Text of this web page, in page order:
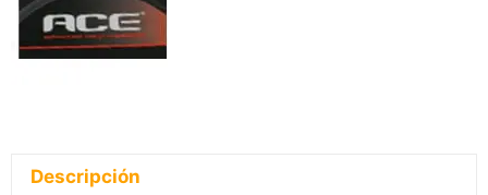
Descripción